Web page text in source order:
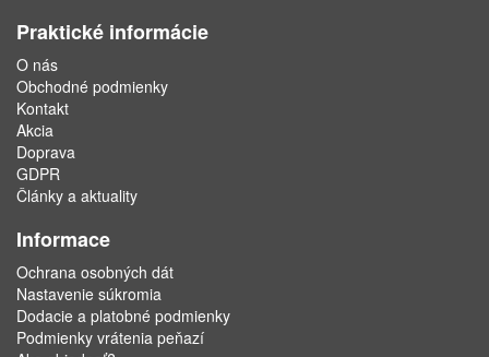
Praktické informácie
O nás
Obchodné podmienky
Kontakt
Akcia
Doprava
GDPR
Články a aktuality
Informace
Ochrana osobných dát
Nastavenie súkromia
Dodacie a platobné podmienky
Podmienky vrátenia peňazí